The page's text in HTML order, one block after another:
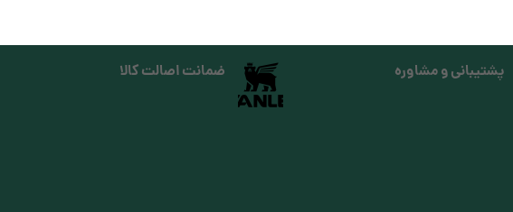
پشتیبانی و مشاوره ضمانت اصالت کالا